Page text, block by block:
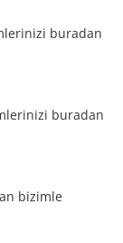
buradan
buradan
bizimle